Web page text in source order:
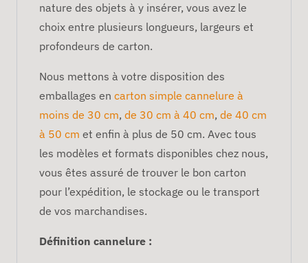
nature des objets à y insérer, vous avez le
choix entre plusieurs longueurs, largeurs et
profondeurs de carton.
Nous mettons à votre disposition des
emballages en carton simple cannelure à
moins de 30 cm, de 30 cm à 40 cm, de 40 cm
à 50 cm et enfin à plus de 50 cm. Avec tous
les modèles et formats disponibles chez nous,
vous êtes assuré de trouver le bon carton
pour l’expédition, le stockage ou le transport
de vos marchandises.
Définition cannelure :